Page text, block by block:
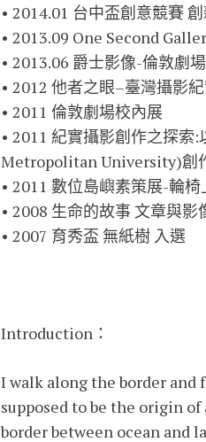
• 2014.01 台中盃創意競賽
• 2013.09 One Second
• 2013.06 爵士影像-倫敦劇
• 2012 他者之眼–臺灣攝影
• 2011 倫敦劇場校內展
• 2011 紀實攝影創作之探索
Metropolitan University)創
• 2011 數位島嶼素策展-輪
• 2008 生命的故事 文章與影
• 2007 育秀盃 無紙樹 入選
Introduction：
I walk along the border and
supposed to be the origin
border between ocean and